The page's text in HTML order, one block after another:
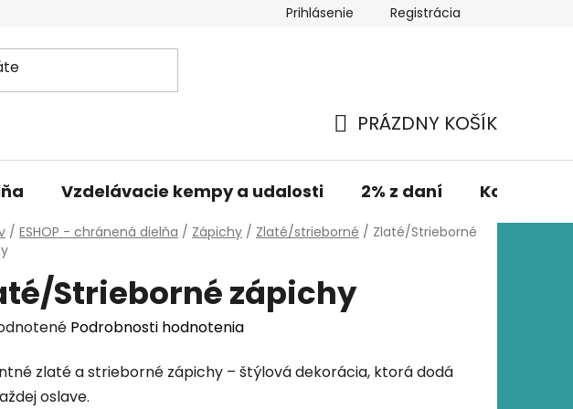
Prihlásenie Registrácia
KOŠÍK
PRÁZDNY KOŠÍK
Vzdelávacie kempy a udalosti 2% z daní Kontakt
/ ESHOP - chránená dielňa / Zápichy / Zlaté/strieborné / Zlaté/Strieborné
Strieborné zápichy
Podrobnosti hodnotenia
zlaté a strieborné zápichy – štýlová dekorácia, ktorá dodá
oslave.